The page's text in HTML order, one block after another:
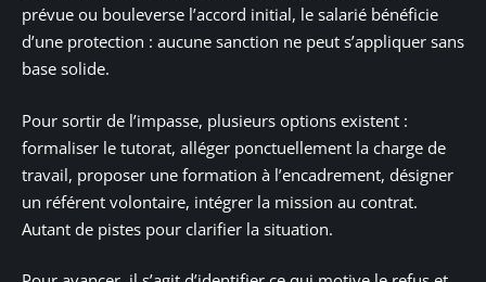
prévue ou bouleverse l’accord initial, le salarié bénéficie
d’une protection : aucune sanction ne peut s’appliquer sans
base solide.
Pour sortir de l’impasse, plusieurs options existent :
formaliser le tutorat, alléger ponctuellement la charge de
travail, proposer une formation à l’encadrement, désigner
un référent volontaire, intégrer la mission au contrat.
Autant de pistes pour clarifier la situation.